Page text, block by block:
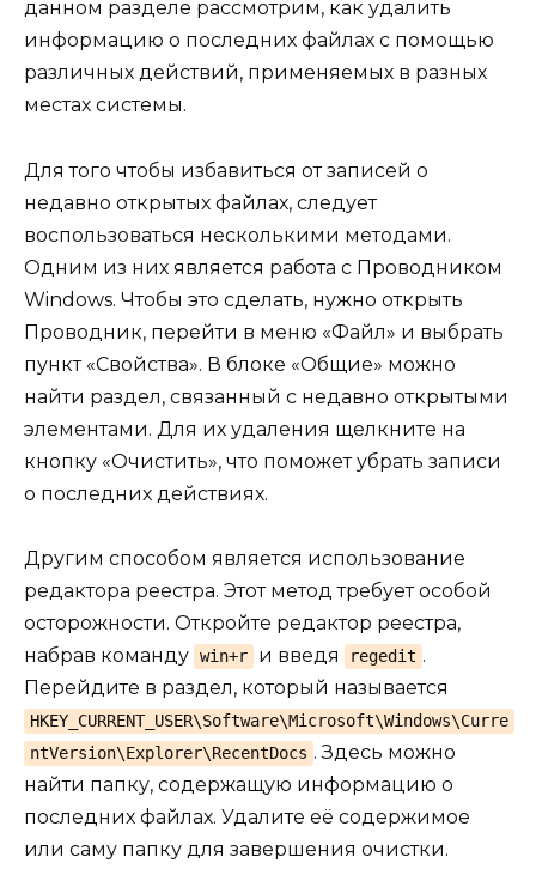
данном разделе рассмотрим, как удалить
информацию о последних файлах с помощью
различных действий, применяемых в разных
местах системы.
Для того чтобы избавиться от записей о
недавно открытых файлах, следует
воспользоваться несколькими методами.
Одним из них является работа с Проводником
Windows. Чтобы это сделать, нужно открыть
Проводник, перейти в меню «Файл» и выбрать
пункт «Свойства». В блоке «Общие» можно
найти раздел, связанный с недавно открытыми
элементами. Для их удаления щелкните на
кнопку «Очистить», что поможет убрать записи
о последних действиях.
Другим способом является использование
редактора реестра. Этот метод требует особой
осторожности. Откройте редактор реестра,
набрав команду win+r и введя regedit .
Перейдите в раздел, который называется
HKEY_CURRENT_USER\Software\Microsoft\Windows\Curre
ntVersion\Explorer\RecentDocs . Здесь можно
найти папку, содержащую информацию о
последних файлах. Удалите её содержимое
или саму папку для завершения очистки.